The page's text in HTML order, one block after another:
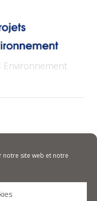
notre site web et notre
Environnement